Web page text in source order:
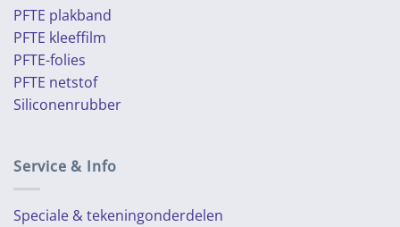
PFTE plakband
PFTE kleeffilm
PFTE-folies
PFTE netstof
Siliconenrubber
Service & Info
Speciale & tekeningonderdelen